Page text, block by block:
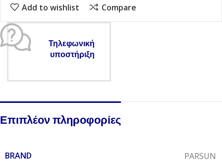
Add to wishlist Compare
Τηλεφωνική
υποστήριξη
Επιπλέον πληροφορίες
BRAND PARSUN